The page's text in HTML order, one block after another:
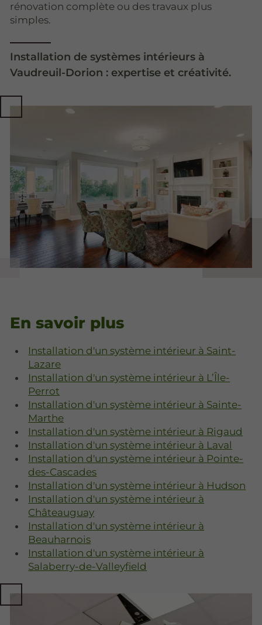
rénovation complète ou des travaux plus
simples.
Installation de systèmes intérieurs à
Vaudreuil-Dorion : expertise et créativité.
En savoir plus
Installation d'un système intérieur à Saint-
Lazare
Installation d'un système intérieur à L’Île-
Perrot
Installation d'un système intérieur à Sainte-
Marthe
Installation d'un système intérieur à Rigaud
Installation d'un système intérieur à Laval
Installation d'un système intérieur à Pointe-
des-Cascades
Installation d'un système intérieur à Hudson
Installation d'un système intérieur à
Châteauguay
Installation d'un système intérieur à
Beauharnois
Installation d'un système intérieur à
Salaberry-de-Valleyfield